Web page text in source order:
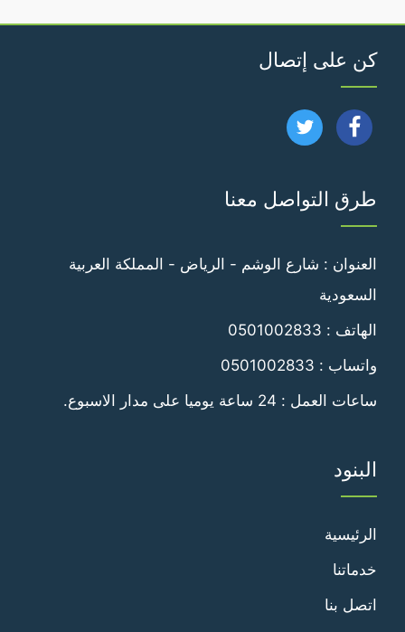
كن على إتصال
تابعنا
فيسبوك
تابعنا
طرق التواصل معنا
العنوان : شارع الوشم - الرياض - المملكة العربية
السعودية
الهاتف : 0501002833
واتساب : 0501002833
ساعات العمل : 24 ساعة يوميا على مدار الاسبوع.
البنود
الرئيسية
خدماتنا
اتصل بنا